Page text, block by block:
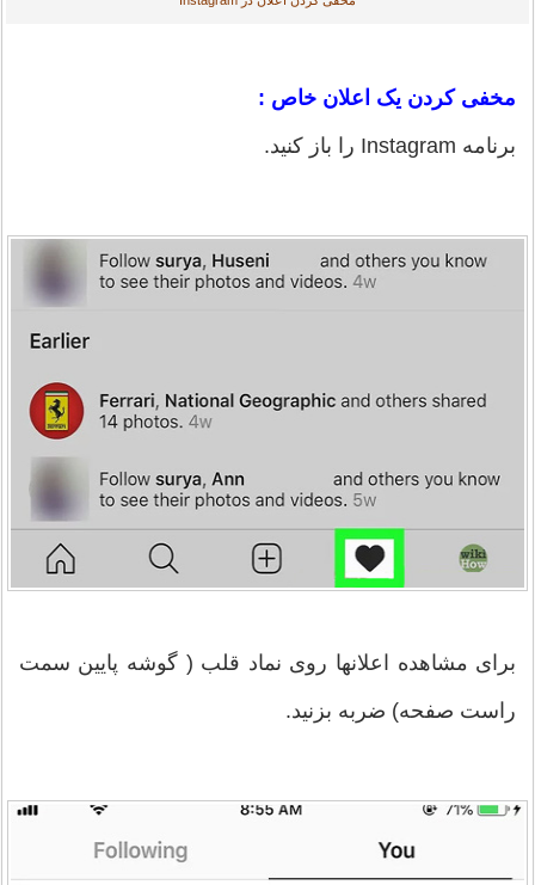
مخفی کردن یک اعلان خاص :
برنامه Instagram را باز کنید.
برای مشاهده اعلانها روی نماد قلب ( گوشه پایین سمت
راست صفحه) ضربه بزنید.